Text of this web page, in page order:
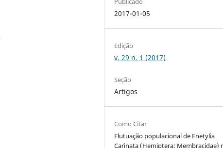
2017-01-05
Edição
v. 29 n. 1 (2017)
Seção
Artigos
Como Citar
Flutuação populacional de Enetylia
Carinata (Hemiptera: Membracidae)